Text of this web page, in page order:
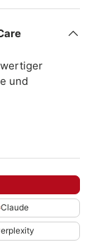
und
Claude